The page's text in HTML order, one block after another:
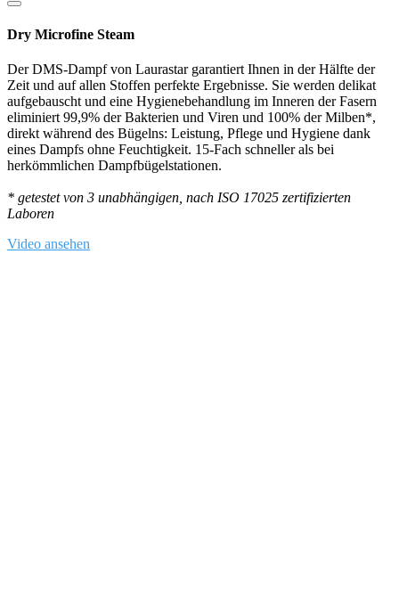
Dry Microfine Steam
Der DMS-Dampf von Laurastar garantiert Ihnen in der Hälfte der
Zeit und auf allen Stoffen perfekte Ergebnisse. Sie werden delikat
aufgebauscht und eine Hygienebehandlung im Inneren der Fasern
eliminiert 99,9% der Bakterien und Viren und 100% der Milben*,
direkt während des Bügelns: Leistung, Pflege und Hygiene dank
eines Dampfs ohne Feuchtigkeit. 15-Fach schneller als bei
herkömmlichen Dampfbügelstationen.
* getestet von 3 unabhängigen, nach ISO 17025 zertifizierten
Laboren
Video ansehen